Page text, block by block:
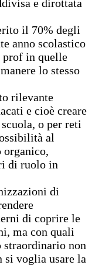
e dirottata
il 70% degli
anno scolastico
prof in quelle
lo stesso
rilevante
e cioè creare
o per reti
al
organico,
di ruolo in
di
di coprire le
ma con quali
non
si voglia usare la